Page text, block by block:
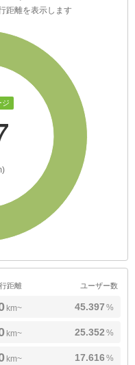
ジ
距離を表示します
距離 ユーザー数
km~ 45.397 %
km~ 25.352 %
km~ 17.616%